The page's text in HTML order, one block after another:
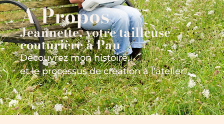
A Propos
Jeannette, votre tailleuse-
couturière à Pau
Découvrez mon histoire,
et le processus de création à l’atelier.